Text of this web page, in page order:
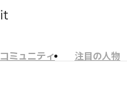
コミュニティ
注目の人物